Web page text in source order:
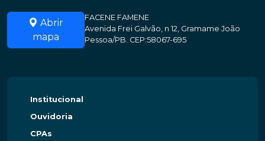
Abrir
mapa
FACENE FAMENE
Avenida Frei Galvão, n 12, Gramame João
Pessoa/PB. CEP:58067-695
Institucional
Ouvidoria
CPAs